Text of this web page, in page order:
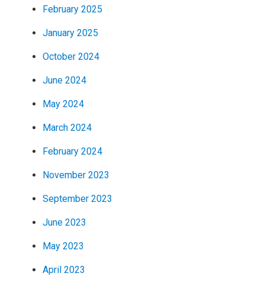
February 2025
January 2025
October 2024
June 2024
May 2024
March 2024
February 2024
November 2023
September 2023
June 2023
May 2023
April 2023